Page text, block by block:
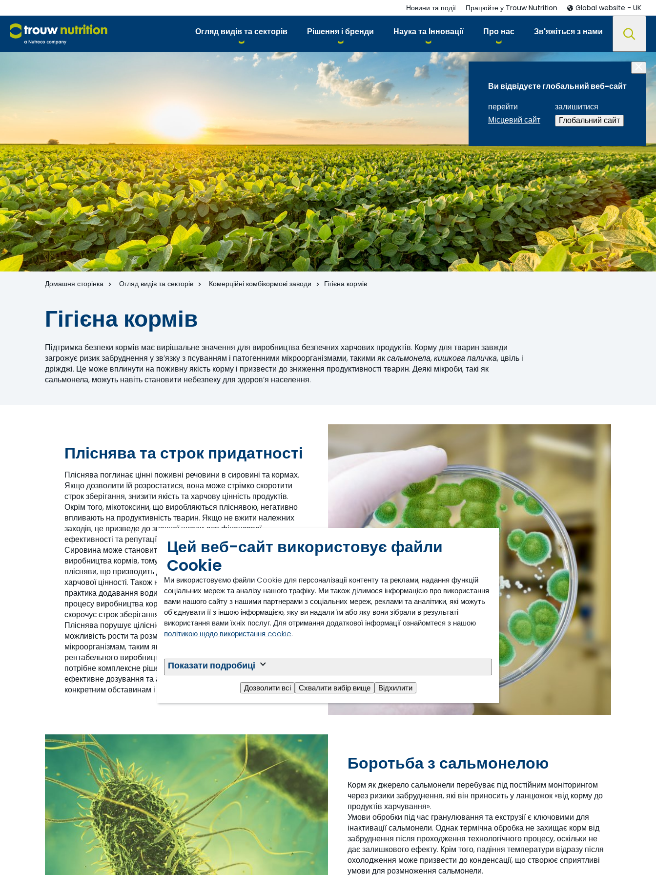
Цей веб-сайт використовує файли
Cookie
Ми використовуємо файли Cookie для персоналізації контенту та реклами, надання функцій
соціальних мереж та аналізу нашого трафіку. Ми також ділимося інформацією про використання
вами нашого сайту з нашими партнерами з соціальних мереж, реклами та аналітики, які можуть
об'єднувати її з іншою інформацією, яку ви надали їм або яку вони зібрали в результаті
використання вами їхніх послуг. Для отримання додаткової інформації ознайомтеся з нашою
політикою щодо використання cookie.
Показати подробиці
Дозволити всі Схвалити вибір вище Відхилити
Огляд видів та секторів Рішення і бренди Наука та Інновації Про нас Зв'яжіться з нами
Новини та події Працюйте у Trouw Nutrition Global website - UK
Ви відвідуєте глобальний веб-сайт
перейти
Місцевий сайт
залишитися
Глобальний сайт
Домашня сторінка Огляд видів та секторів Комерційні комбікормові заводи Гігієна кормів
Гігієна кормів
Підтримка безпеки кормів має вирішальне значення для виробництва безпечних харчових продуктів. Корму для тварин завжди
загрожує ризик забруднення у зв’язку з псуванням і патогенними мікроорганізмами, такими яксальмонела,кишкова паличка, цвіль і
дріжджі. Це може вплинути на поживну якість корму і призвести до зниження продуктивності тварин. Деякі мікроби, такі як
сальмонела, можуть навіть становити небезпеку для здоров’я населення.
Пліснява та строк придатності
Пліснява поглинає цінні поживні речовини в сировині та кормах.
Якщо дозволити їй розростатися, вона може стрімко скоротити
строк зберігання, знизити якість та харчову цінність продуктів.
Окрім того, мікотоксини, що виробляються пліснявою, негативно
впливають на продуктивність тварин. Якщо не вжити належних
заходів, це призведе до значної шкоди для фінансової
ефективності та репутації бренду.
Сировина може становити до 80 % загальної вартості
виробництва кормів, тому критично важливо запобігти росту
плісняви, що призводить до втрати об’єму (усадки) або зниження
харчової цінності. Також необхідно зазначити, що звичайна
практика додавання води для компенсації втрати вологи під час
процесу виробництва корму підвищує ризик утворення цвілі та
скорочує строк зберігання корму.
Пліснява порушує цілісність кормових матеріалів, що дає
можливість рости та розмножуватися іншим шкідливим
мікроорганізмам, таким як дріжджі та бактерії. Для ефективного та
рентабельного виробництва стабільних високоякісних кормів
потрібне комплексне рішення, яке включає відповідні продукти,
ефективне дозування та аналітичні послуги, що відповідають
конкретним обставинам і типу корму.
Боротьба з сальмонелою
Корм як джерело сальмонели перебуває під постійним моніторингом
через ризики забруднення, які він приносить у ланцюжок «від корму до
продуктів харчування».
Умови обробки під час гранулювання та екструзії є ключовими для
інактивації сальмонели. Однак термічна обробка не захищає корм від
забруднення після проходження технологічного процесу, оскільки не
дає залишкового ефекту. Крім того, падіння температури відразу після
охолодження може призвести до конденсації, що створює сприятливі
умови для розмноження сальмонели.